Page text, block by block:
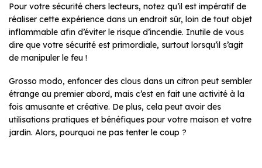
Pour votre sécurité chers lecteurs, notez qu’il est impératif de
réaliser cette expérience dans un endroit sûr, loin de tout objet
inflammable afin d’éviter le risque d’incendie. Inutile de vous
dire que votre sécurité est primordiale, surtout lorsqu’il s’agit
de manipuler le feu !
Grosso modo, enfoncer des clous dans un citron peut sembler
étrange au premier abord, mais c’est en fait une activité à la
fois amusante et créative. De plus, cela peut avoir des
utilisations pratiques et bénéfiques pour votre maison et votre
jardin. Alors, pourquoi ne pas tenter le coup ?